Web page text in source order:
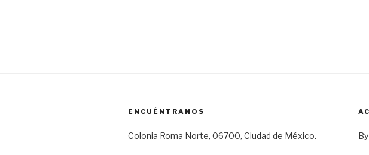
ENCUÉNTRANOS
Colonia Roma Norte, 06700, Ciudad de México.